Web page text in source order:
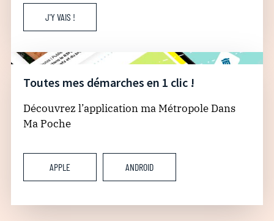
J'Y VAIS !
Toutes mes démarches en 1 clic !
Découvrez l’application ma Métropole Dans
Ma Poche
APPLE ANDROID